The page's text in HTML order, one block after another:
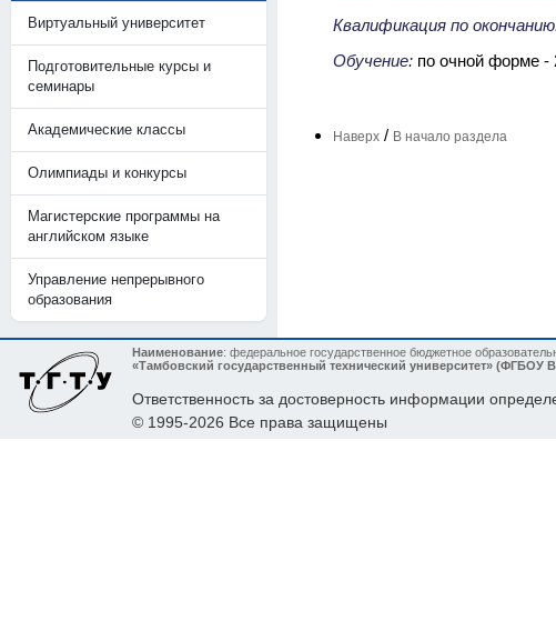
Виртуальный университет
Подготовительные курсы и
семинары
Академические классы
Олимпиады и конкурсы
Магистерские программы на
английском языке
Управление непрерывного
образования
Квалификация по
Обучение: по очной форме -
Наверх / В начало раздела
Наименование: федеральное государственное бюджетное
«Тамбовский государственный технический университет» (ФГБОУ
Ответственность за достоверность информации
© 1995-2026 Все права защищены